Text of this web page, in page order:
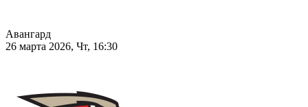
Авангард
26 марта 2026, Чт, 16:30